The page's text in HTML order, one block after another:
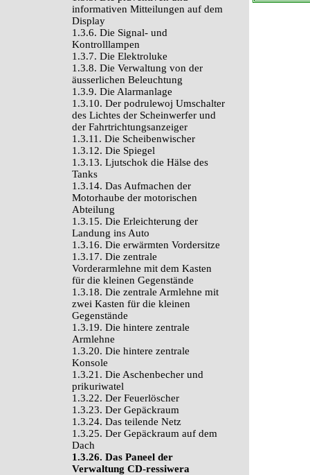
informativen Mitteilungen auf dem
Display
1.3.6. Die Signal- und
Kontrolllampen
1.3.7. Die Elektroluke
1.3.8. Die Verwaltung von der
äusserlichen Beleuchtung
1.3.9. Die Alarmanlage
1.3.10. Der podrulewoj Umschalter
des Lichtes der Scheinwerfer und
der Fahrtrichtungsanzeiger
1.3.11. Die Scheibenwischer
1.3.12. Die Spiegel
1.3.13. Ljutschok die Hälse des
Tanks
1.3.14. Das Aufmachen der
Motorhaube der motorischen
Abteilung
1.3.15. Die Erleichterung der
Landung ins Auto
1.3.16. Die erwärmten Vordersitze
1.3.17. Die zentrale
Vorderarmlehne mit dem Kasten
für die kleinen Gegenstände
1.3.18. Die zentrale Armlehne mit
zwei Kasten für die kleinen
Gegenstände
1.3.19. Die hintere zentrale
Armlehne
1.3.20. Die hintere zentrale
Konsole
1.3.21. Die Aschenbecher und
prikuriwatel
1.3.22. Der Feuerlöscher
1.3.23. Der Gepäckraum
1.3.24. Das teilende Netz
1.3.25. Der Gepäckraum auf dem
Dach
1.3.26. Das Paneel der
Verwaltung CD-ressiwera